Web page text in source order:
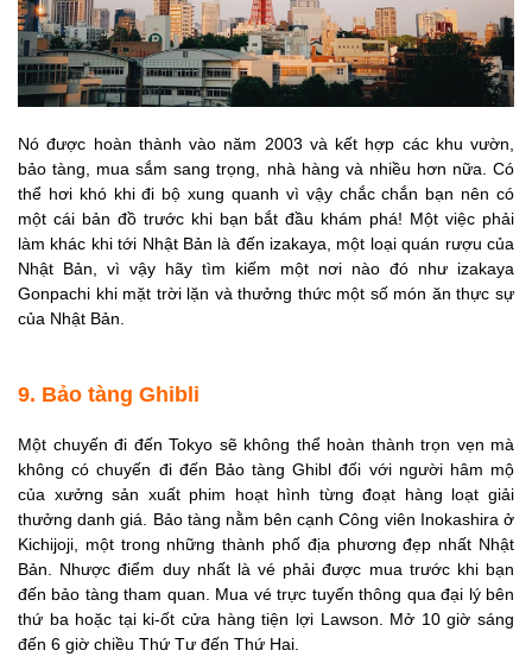
Nó được hoàn thành vào năm 2003 và kết hợp các khu vườn,
bảo tàng, mua sắm sang trọng, nhà hàng và nhiều hơn nữa. Có
thể hơi khó khi đi bộ xung quanh vì vậy chắc chắn bạn nên có
một cái bản đồ trước khi bạn bắt đầu khám phá! Một việc phải
làm khác khi tới Nhật Bản là đến izakaya, một loại quán rượu của
Nhật Bản, vì vậy hãy tìm kiếm một nơi nào đó như izakaya
Gonpachi khi mặt trời lặn và thưởng thức một số món ăn thực sự
của Nhật Bản.
9. Bảo tàng Ghibli
Một chuyến đi đến Tokyo sẽ không thể hoàn thành trọn vẹn mà
không có chuyến đi đến Bảo tàng Ghibl đối với người hâm mộ
của xưởng sản xuất phim hoạt hình từng đoạt hàng loạt giải
thưởng danh giá. Bảo tàng nằm bên cạnh Công viên Inokashira ở
Kichijoji, một trong những thành phố địa phương đẹp nhất Nhật
Bản. Nhược điểm duy nhất là vé phải được mua trước khi bạn
đến bảo tàng tham quan. Mua vé trực tuyến thông qua đại lý bên
thứ ba hoặc tại ki-ốt cửa hàng tiện lợi Lawson. Mở 10 giờ sáng
đến 6 giờ chiều Thứ Tư đến Thứ Hai.